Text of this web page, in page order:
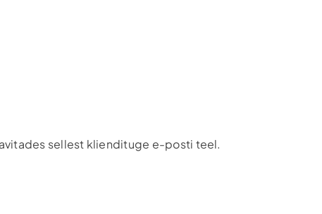
sellest kliendituge e-posti teel.